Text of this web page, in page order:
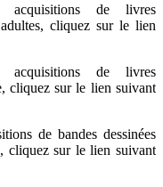
de livres
cliquez sur le lien
de livres
cliquez sur le lien suivant
de bandes dessinées
cliquez sur le lien suivant